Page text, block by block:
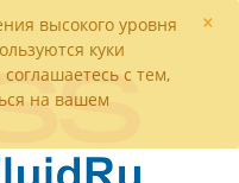
×
высокого уровня
куки
с тем,
на вашем